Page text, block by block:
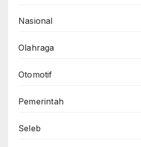
Nasional
Olahraga
Otomotif
Pemerintah
Seleb